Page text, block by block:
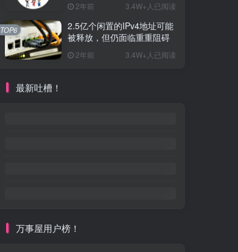
2年前 3.4W+人已阅读
2.5亿个闲置的IPv4地址可能
被释放，但仍面临重重阻碍
2年前 3.4W+人已阅读
TOP6
最新吐槽！
万事屋用户榜！